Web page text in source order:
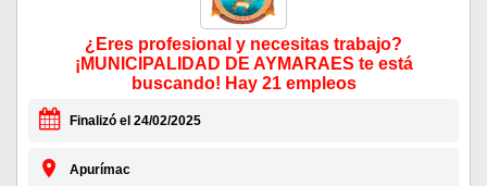
¿Eres profesional y necesitas trabajo?
¡MUNICIPALIDAD DE AYMARAES te está
buscando! Hay 21 empleos
Finalizó el 24/02/2025
Apurímac